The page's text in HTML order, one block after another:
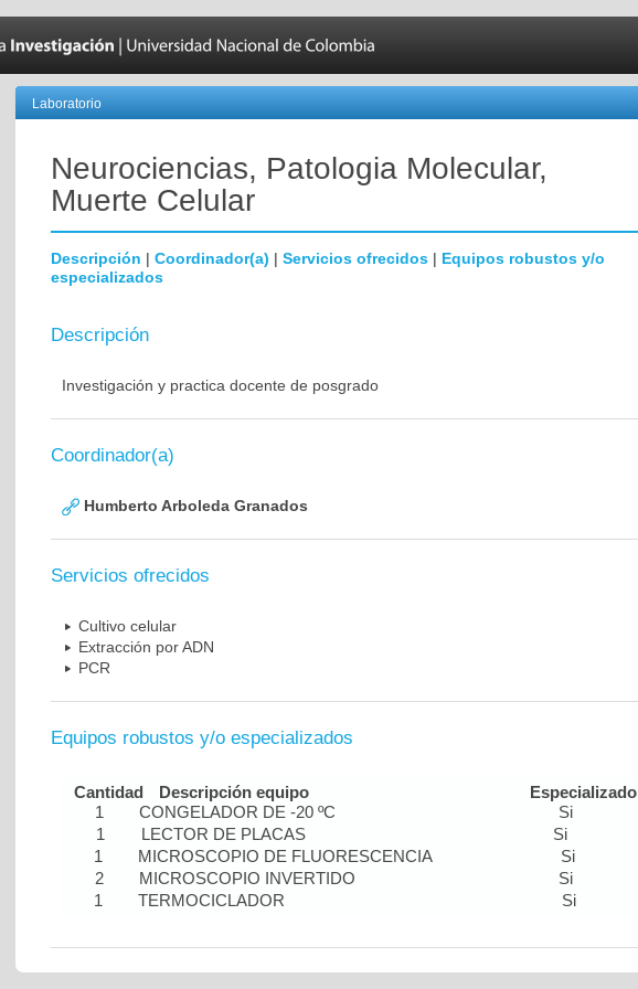
Laboratorio
Neurociencias, Patologia Molecular,
Muerte Celular
Descripción | Coordinador(a) | Servicios ofrecidos | Equipos robustos y/o
especializados
Descripción
Investigación y practica docente de posgrado
Coordinador(a)
Humberto Arboleda Granados
Servicios ofrecidos
Cultivo celular
Extracción por ADN
PCR
Equipos robustos y/o especializados
Cantidad Descripción equipo Especializado
1
CONGELADOR DE -20 ºC Si
1
LECTOR DE PLACAS Si
1
MICROSCOPIO DE FLUORESCENCIA Si
2
MICROSCOPIO INVERTIDO Si
1
TERMOCICLADOR Si